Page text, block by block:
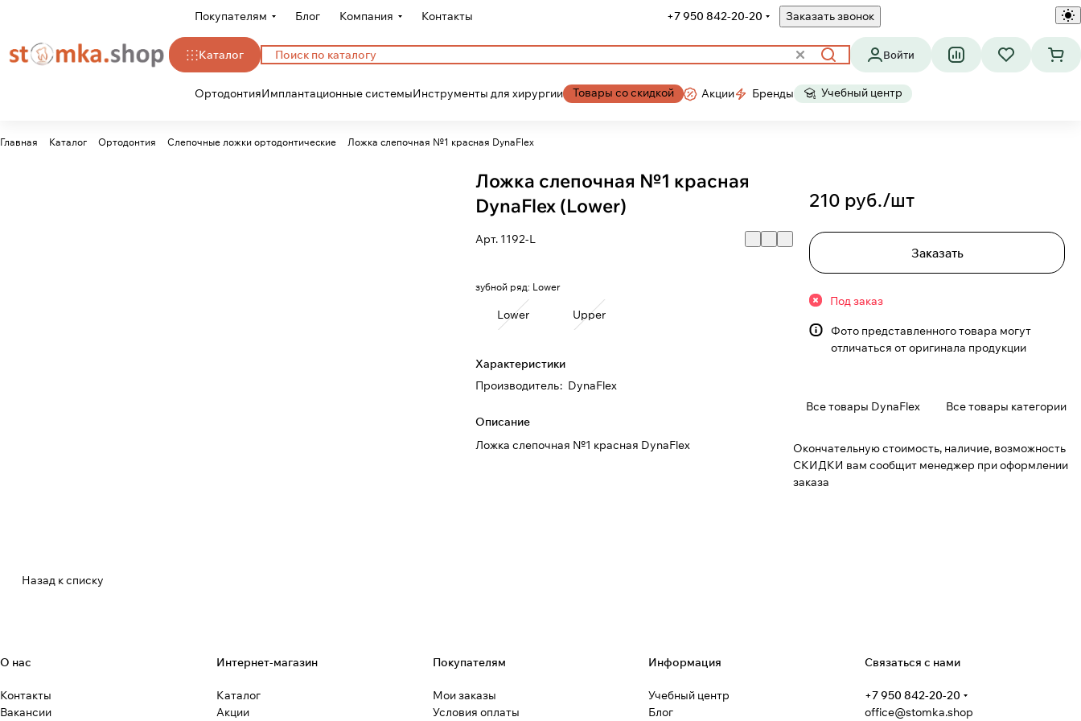
Покупателям Блог Компания Контакты +7 950 842-20-20 Заказать звонок
Каталог Войти
ОртодонтияИмплантационные системыИнструменты для хирургии Товары со скидкой Акции Бренды Учебный центр
Главная Каталог Ортодонтия Слепочные ложки ортодонтические Ложка слепочная №1 красная DynaFlex
Ложка слепочная №1 красная
DynaFlex (Lower)
Арт. 1192-L
зубной ряд: Lower
Lower Upper
Характеристики
Производитель: DynaFlex
Описание
Ложка слепочная №1 красная DynaFlex
210 руб./шт
Заказать
Под заказ
Фото представленного товара могут
отличаться от оригинала продукции
Все товары DynaFlex Все товары категории
Окончательную стоимость, наличие, возможность
СКИДКИ вам сообщит менеджер при оформлении
заказа
Назад к списку
О нас
Контакты
Вакансии
Интернет-магазин
Каталог
Акции
Покупателям
Мои заказы
Условия оплаты
Информация
Учебный центр
Блог
Связаться с нами
+7 950 842-20-20
office@stomka.shop